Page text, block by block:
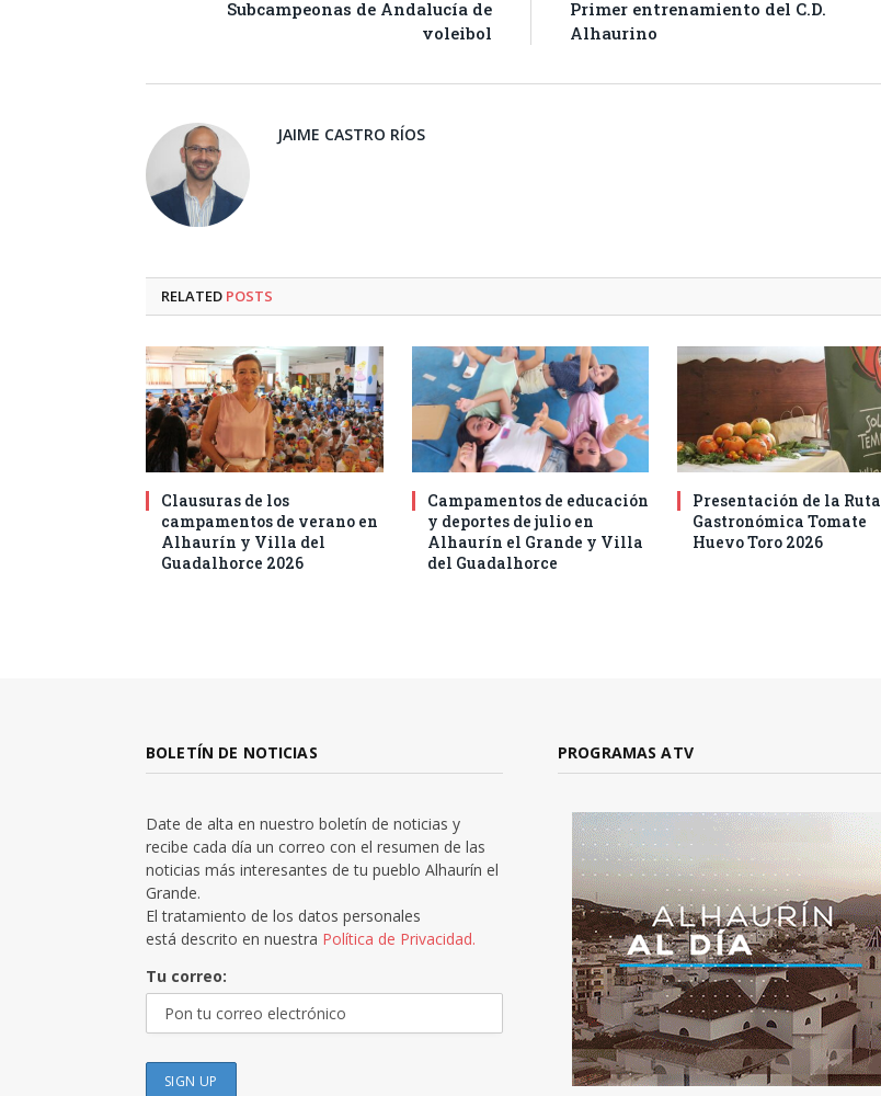
Subcampeonas de Andalucía de
voleibol
Primer entrenamiento del C.D.
Alhaurino
JAIME CASTRO RÍOS
RELATED POSTS
Clausuras de los
campamentos de verano en
Alhaurín y Villa del
Guadalhorce 2026
Campamentos de educación
y deportes de julio en
Alhaurín el Grande y Villa
del Guadalhorce
Presentación de la Ruta
Gastronómica Tomate
Huevo Toro 2026
BOLETÍN DE NOTICIAS
Date de alta en nuestro boletín de noticias y
recibe cada día un correo con el resumen de las
noticias más interesantes de tu pueblo Alhaurín el
Grande.
El tratamiento de los datos personales
está descrito en nuestra Política de Privacidad.
Tu correo:
PROGRAMAS ATV